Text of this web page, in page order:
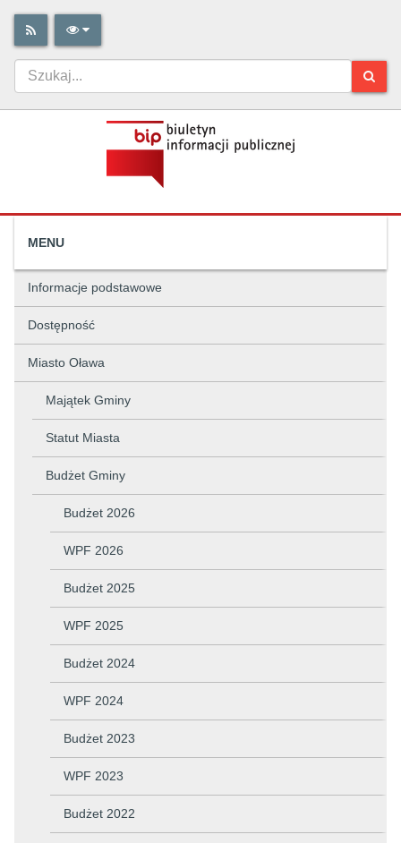
MENU
Informacje podstawowe
Dostępność
Miasto Oława
Majątek Gminy
Statut Miasta
Budżet Gminy
Budżet 2026
WPF 2026
Budżet 2025
WPF 2025
Budżet 2024
WPF 2024
Budżet 2023
WPF 2023
Budżet 2022